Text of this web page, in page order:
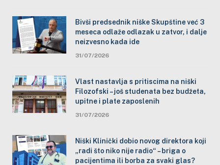
Bivši predsednik niške Skupštine već 3
meseca odlaže odlazak u zatvor, i dalje
neizvesno kada ide
31/07/2026
Vlast nastavlja s pritiscima na niški
Filozofski – još studenata bez budžeta,
upitne i plate zaposlenih
31/07/2026
Niški Klinički dobio novog direktora koji
„radi što niko nije radio“ – briga o
pacijentima ili borba za svaki glas?